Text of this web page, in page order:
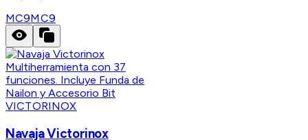
MC9MC9
VICTORINOX
Navaja Victorinox